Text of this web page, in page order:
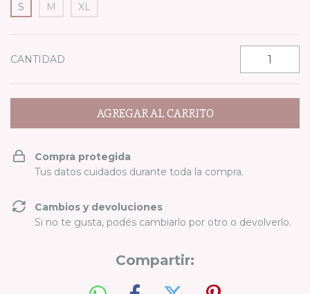
S
M XL
CANTIDAD
Compra protegida
Tus datos cuidados durante toda la compra.
Cambios y devoluciones
Si no te gusta, podés cambiarlo por otro o devolverlo.
Compartir: